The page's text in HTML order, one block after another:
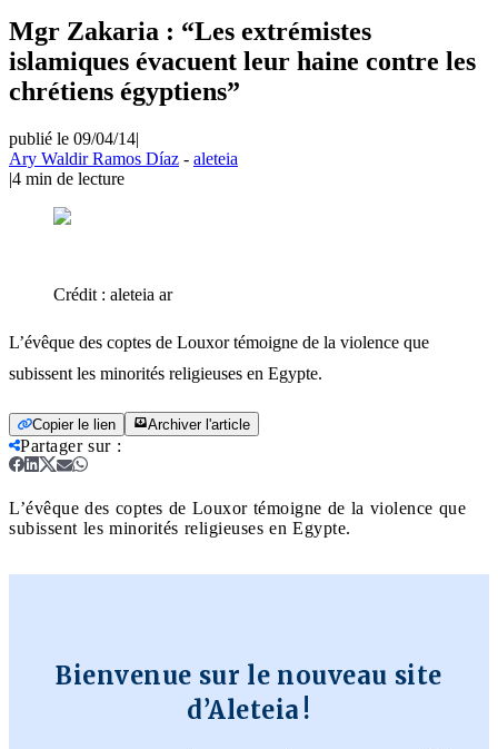
Mgr Zakaria : “Les extrémistes
islamiques évacuent leur haine contre les
chrétiens égyptiens”
publié le 09/04/14|
Ary Waldir Ramos Díaz - aleteia
|4 min de lecture
Crédit : aleteia ar
L’évêque des coptes de Louxor témoigne de la violence que
subissent les minorités religieuses en Egypte.
Copier le lien Archiver l'article
Partager sur:
L’évêque des coptes de Louxor témoigne de la violence que
subissent les minorités religieuses en Egypte.
Bienvenue sur le nouveau site
d’Aleteia !